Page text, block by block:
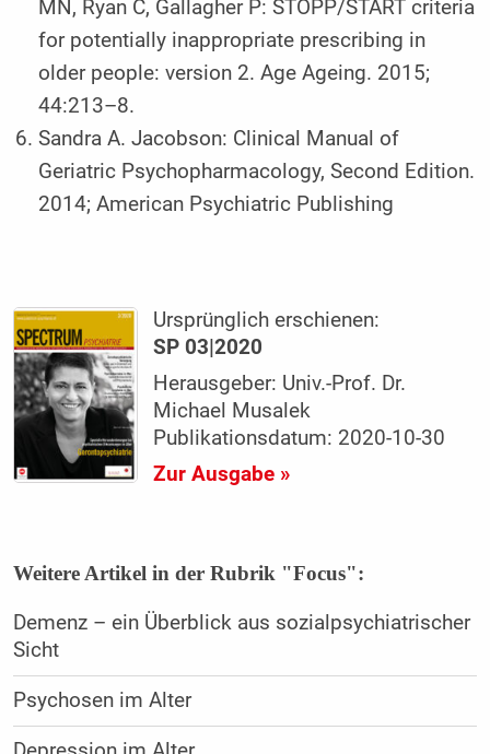
MN, Ryan C, Gallagher P: STOPP/START criteria
for potentially inappropriate prescribing in
older people: version 2. Age Ageing. 2015;
44:213–8.
Sandra A. Jacobson: Clinical Manual of
Geriatric Psychopharmacology, Second Edition.
2014; American Psychiatric Publishing
Ursprünglich erschienen:
SP 03|2020
Herausgeber: Univ.-Prof. Dr.
Michael Musalek
Publikationsdatum: 2020-10-30
Zur Ausgabe »
Weitere Artikel in der Rubrik "Focus":
Demenz – ein Überblick aus sozialpsychiatrischer
Sicht
Psychosen im Alter